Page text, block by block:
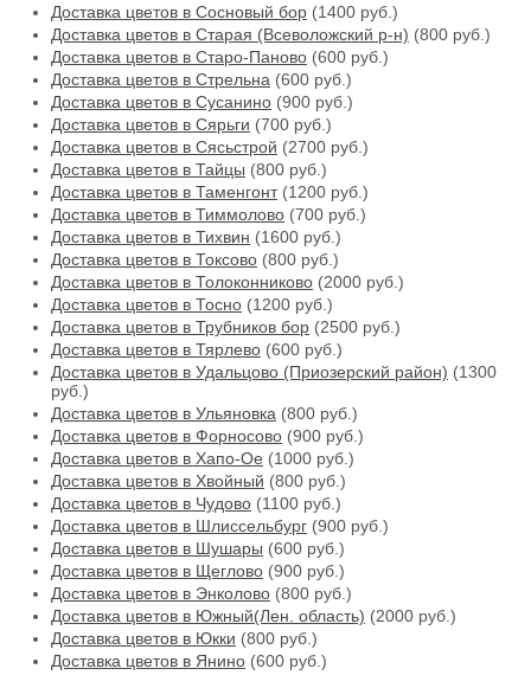
Доставка цветов в Сосновый бор (1400 руб.)
Доставка цветов в Старая (Всеволожский р-н) (800 руб.)
Доставка цветов в Старо-Паново (600 руб.)
Доставка цветов в Стрельна (600 руб.)
Доставка цветов в Сусанино (900 руб.)
Доставка цветов в Сярьги (700 руб.)
Доставка цветов в Сясьстрой (2700 руб.)
Доставка цветов в Тайцы (800 руб.)
Доставка цветов в Таменгонт(1200 руб.)
Доставка цветов в Тиммолово (700 руб.)
Доставка цветов в Тихвин (1600 руб.)
Доставка цветов в Токсово (800 руб.)
Доставка цветов в Толоконниково (2000 руб.)
Доставка цветов в Тосно (1200 руб.)
Доставка цветов в Трубников бор (2500 руб.)
Доставка цветов в Тярлево (600 руб.)
Доставка цветов в Удальцово (Приозерский район) (1300
руб.)
Доставка цветов в Ульяновка (800 руб.)
Доставка цветов в Форносово (900 руб.)
Доставка цветов в Хапо-Ое (1000 руб.)
Доставка цветов в Хвойный (800 руб.)
Доставка цветов в Чудово (1100 руб.)
Доставка цветов в Шлиссельбург (900 руб.)
Доставка цветов в Шушары (600 руб.)
Доставка цветов в Щеглово (900 руб.)
Доставка цветов в Энколово (800 руб.)
Доставка цветов в Южный(Лен. область) (2000 руб.)
Доставка цветов в Юкки (800 руб.)
Доставка цветов в Янино (600 руб.)